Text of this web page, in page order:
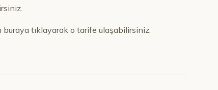
buraya tıklayarak o tarife ulaşabilirsiniz.